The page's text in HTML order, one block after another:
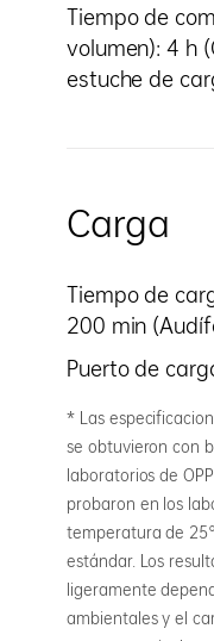
Tiempo de
volumen): 4 h
estuche de
Carga
Tiempo de
200 min
Puerto de
* Las
se obtuvieron con
laboratorios de
probaron en los
temperatura de
estándar. Los
ligeramente
ambientales y el